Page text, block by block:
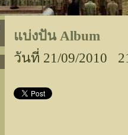
แบ่งปัน Album
วันที่ 21/09/2010